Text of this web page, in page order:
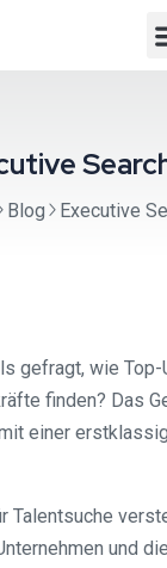
Blog Executive
gefragt, wie
finden? Das
einer
Talentsuche
und